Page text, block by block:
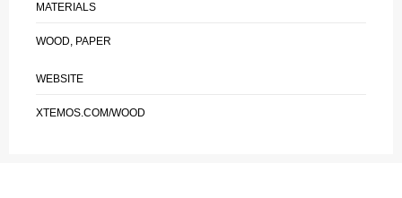
MATERIALS
WOOD, PAPER
WEBSITE
XTEMOS.COM/WOOD